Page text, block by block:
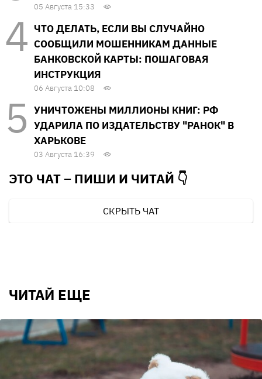
05 Августа 15:33
ЧТО ДЕЛАТЬ, ЕСЛИ ВЫ СЛУЧАЙНО
СООБЩИЛИ МОШЕННИКАМ ДАННЫЕ
БАНКОВСКОЙ КАРТЫ: ПОШАГОВАЯ
ИНСТРУКЦИЯ
06 Августа 10:08
УНИЧТОЖЕНЫ МИЛЛИОНЫ КНИГ: РФ
УДАРИЛА ПО ИЗДАТЕЛЬСТВУ "РАНОК" В
ХАРЬКОВЕ
03 Августа 16:39
ЭТО ЧАТ – ПИШИ И ЧИТАЙ 👇
СКРЫТЬ ЧАТ
ЧИТАЙ ЕЩЕ